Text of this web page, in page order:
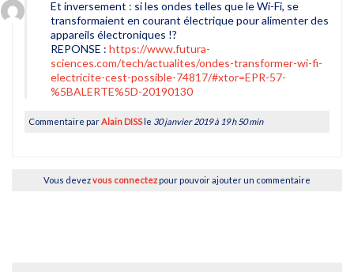
Et inversement : si les ondes telles que le Wi-Fi, se
transformaient en courant électrique pour alimenter des
appareils électroniques !?
REPONSE : https://www.futura-
sciences.com/tech/actualites/ondes-transformer-wi-fi-
electricite-cest-possible-74817/#xtor=EPR-57-
%5BALERTE%5D-20190130
Commentaire parAlain DISSle 30 janvier 2019 à 19 h 50 min
Vous devezvous connectezpour pouvoir ajouter un commentaire